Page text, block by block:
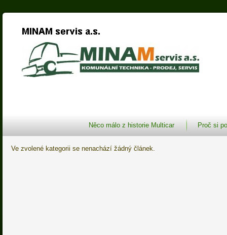
Něco málo z historie Multicar Proč si
Ve zvolené kategorii se nenachází žádný článek.